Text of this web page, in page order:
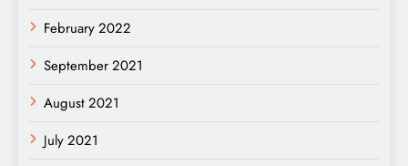
February 2022
September 2021
August 2021
July 2021